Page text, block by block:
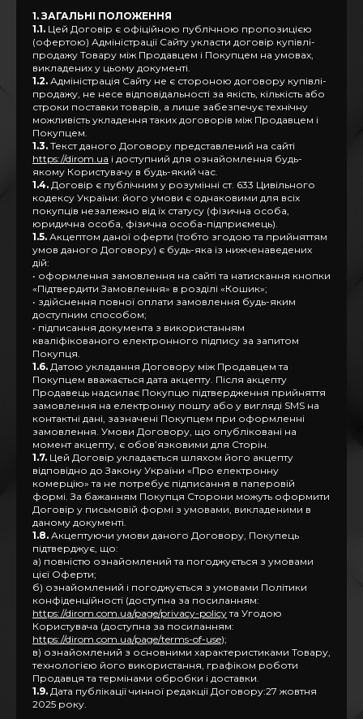
1. ЗАГАЛЬНІ ПОЛОЖЕННЯ
1.1. Цей Договір є офіційною публічною пропозицією
(офертою) Адміністрації Сайту укласти договір купівлі-
продажу Товару між Продавцем і Покупцем на умовах,
викладених у цьому документі.
1.2. Адміністрація Сайту не є стороною договору купівлі-
продажу, не несе відповідальності за якість, кількість або
строки поставки товарів, а лише забезпечує технічну
можливість укладення таких договорів між Продавцем і
Покупцем.
1.3. Текст даного Договору представлений на сайті
https://dirom.ua і доступний для ознайомлення будь-
якому Користувачу в будь-який час.
1.4. Договір є публічним у розумінні ст. 633 Цивільного
кодексу України: його умови є однаковими для всіх
покупців незалежно від їх статусу (фізична особа,
юридична особа, фізична особа-підприємець).
1.5. Акцептом даної оферти (тобто згодою та прийняттям
умов даного Договору) є будь-яка із нижченаведених
дій:
• оформлення замовлення на сайті та натискання кнопки
«Підтвердити Замовлення» в розділі «Кошик»;
• здійснення повної оплати замовлення будь-яким
доступним способом;
• підписання документа з використанням
кваліфікованого електронного підпису за запитом
Покупця.
1.6. Датою укладання Договору між Продавцем та
Покупцем вважається дата акцепту. Після акцепту
Продавець надсилає Покупцю підтвердження прийняття
замовлення на електронну пошту або у вигляді SMS на
контактні дані, зазначені Покупцем при оформленні
замовлення. Умови Договору, що опубліковані на
момент акцепту, є обов’язковими для Сторін.
1.7. Цей Договір укладається шляхом його акцепту
відповідно до Закону України «Про електронну
комерцію» та не потребує підписання в паперовій
формі. За бажанням Покупця Сторони можуть оформити
Договір у письмовій формі з умовами, викладеними в
даному документі.
1.8. Акцептуючи умови даного Договору, Покупець
підтверджує, що:
а) повністю ознайомлений та погоджується з умовами
цієї Оферти;
б) ознайомлений і погоджується з умовами Політики
конфіденційності (доступна за посиланням:
https://dirom.com.ua/page/privacy-policyта Угодою
Користувача (доступна за посиланням:
https://dirom.com.ua/page/terms-of-use);
в) ознайомлений з основними характеристиками Товару,
технологією його використання, графіком роботи
Продавця та термінами обробки і доставки.
1.9. Дата публікації чинної редакції Договору:27 жовтня
2025 року.